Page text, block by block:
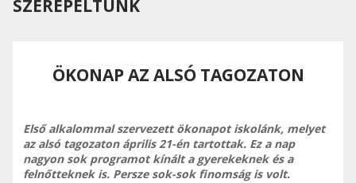
SZEREPELTÜNK
ÖKONAP AZ ALSÓ TAGOZATON
Első alkalommal szervezett ökonapot iskolánk, melyet
az alsó tagozaton április 21-én tartottak. Ez a nap
nagyon sok programot kínált a gyerekeknek és a
felnőtteknek is. Persze sok-sok finomság is volt.